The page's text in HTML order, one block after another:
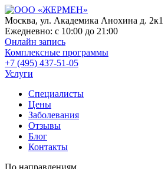
Москва, ул. Академика Анохина д. 2к1
Ежедневно: с 10:00 до 21:00
Онлайн запись
Комплексные программы
+7 (495) 437-51-05
Услуги
Специалисты
Цены
Заболевания
Отзывы
Блог
Контакты
По направлениям